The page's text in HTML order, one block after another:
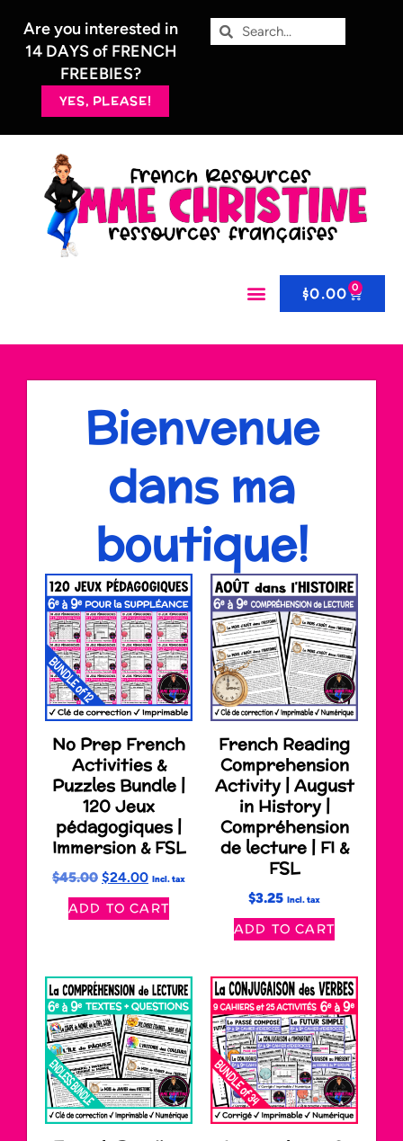
Are you interested in
14 DAYS of FRENCH
FREEBIES?
YES, PLEASE!
$0.00 0
Bienvenue
dans ma
boutique!
No Prep French
Activities &
Puzzles Bundle |
120 Jeux
pédagogiques |
Immersion & FSL
$45.00 $24.00 Incl. tax
ADD TO CART
French Reading
Comprehension
Activity | August
in History |
Compréhension
de lecture | FI &
FSL
$3.25 Incl. tax
ADD TO CART